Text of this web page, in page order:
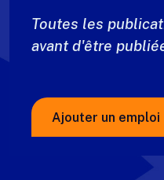
Toutes les
avant d'être
Ajouter un emploi